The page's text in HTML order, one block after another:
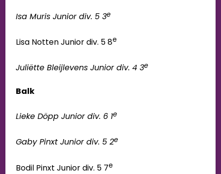
Isa Muris Junior div. 5 3e
Lisa Notten Junior div. 5 8e
Juliëtte Bleijlevens Junior div. 4 3e
Balk
Lieke Döpp Junior div. 6 1e
Gaby Pinxt Junior div. 5 2e
Bodil Pinxt Junior div. 5 7e